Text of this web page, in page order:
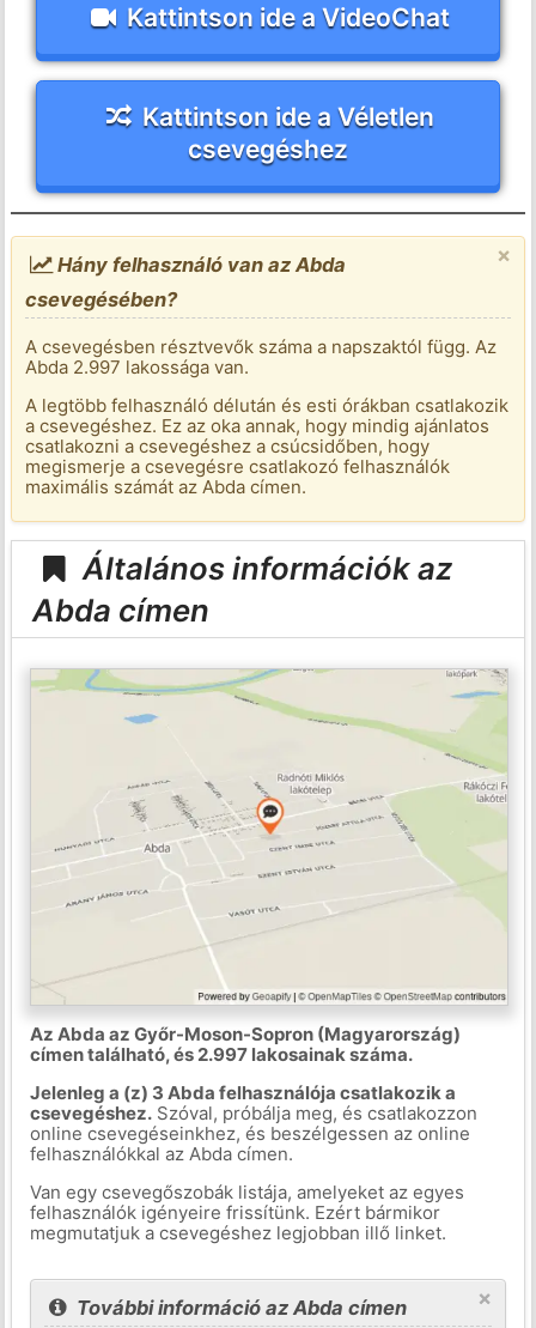
Kattintson ide a VideoChat
Kattintson ide a Véletlen
csevegéshez
×
Hány felhasználó van az Abda
csevegésében?
A csevegésben résztvevők száma a napszaktól függ. Az
Abda 2.997 lakossága van.
A legtöbb felhasználó délután és esti órákban csatlakozik
a csevegéshez. Ez az oka annak, hogy mindig ajánlatos
csatlakozni a csevegéshez a csúcsidőben, hogy
megismerje a csevegésre csatlakozó felhasználók
maximális számát az Abda címen.
Általános információk az
Abda címen
Az Abda az Győr-Moson-Sopron (Magyarország)
címen található, és 2.997 lakosainak száma.
Jelenleg a (z) 3 Abda felhasználója csatlakozik a
csevegéshez.Szóval, próbálja meg, és csatlakozzon
online csevegéseinkhez, és beszélgessen az online
felhasználókkal az Abda címen.
Van egy csevegőszobák listája, amelyeket az egyes
felhasználók igényeire frissítünk. Ezért bármikor
megmutatjuk a csevegéshez legjobban illő linket.
×
További információ az Abda címen